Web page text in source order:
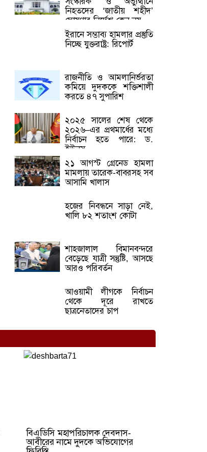
নিহতদের ‘জাতীয় শহীদ’
ঘোষণার নির্দেশ কেন নয়
ইরানে সম্ভাব্য হামলার প্রস্তুতি
নিচ্ছে যুক্তরাষ্ট্র: রিপোর্ট
রাজনীতি ও আমলানির্ভরতা
কমিয়ে দুদককে শক্তিশালী
করতে ৪৭ সুপারিশ
২০২৫ সালের শেষ থেকে
২০২৬–এর প্রথমার্ধের মধ্যে
নির্বাচন হতে পারে: ড.
ইউনূস
২১ আগস্ট গ্রেনেড হামলা
মামলায় তারেক-বাবরসহ সব
আসামি খালাস
হজের নিবন্ধনে সাড়া নেই,
খালি ৮২ শতাংশ কোটা
শাহজালাল বিমানবন্দরে
বেড়েছে যাত্রী সন্তুষ্টি, আসছে
আরও পরিবর্তন
আওয়ামী লীগকে নির্বাচন
থেকে দূরে রাখতে
ছাত্রনেতাদের চাপ
বিএডিসি মহাপরিচালক দেবদাস-
আবীরের নামে দুদকে অভিযোগের